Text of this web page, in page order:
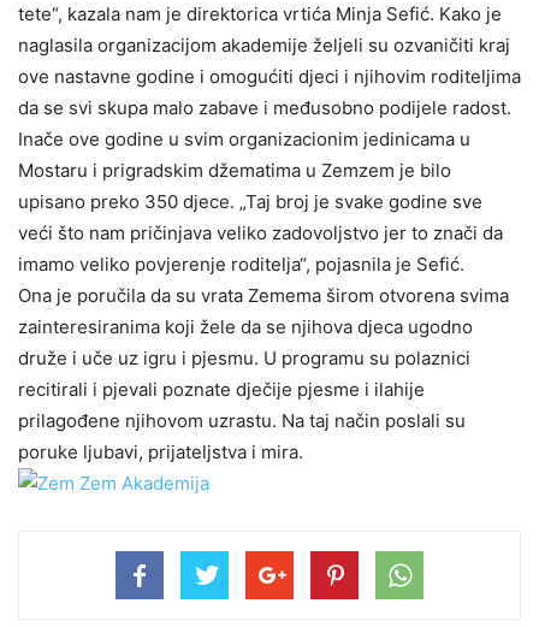
tete“, kazala nam je direktorica vrtića Minja Sefić. Kako je
naglasila organizacijom akademije željeli su ozvaničiti kraj
ove nastavne godine i omogućiti djeci i njihovim roditeljima
da se svi skupa malo zabave i međusobno podijele radost.
Inače ove godine u svim organizacionim jedinicama u
Mostaru i prigradskim džematima u Zemzem je bilo
upisano preko 350 djece. „Taj broj je svake godine sve
veći što nam pričinjava veliko zadovoljstvo jer to znači da
imamo veliko povjerenje roditelja“, pojasnila je Sefić.
Ona je poručila da su vrata Zemema širom otvorena svima
zainteresiranima koji žele da se njihova djeca ugodno
druže i uče uz igru i pjesmu. U programu su polaznici
recitirali i pjevali poznate dječije pjesme i ilahije
prilagođene njihovom uzrastu. Na taj način poslali su
poruke ljubavi, prijateljstva i mira.